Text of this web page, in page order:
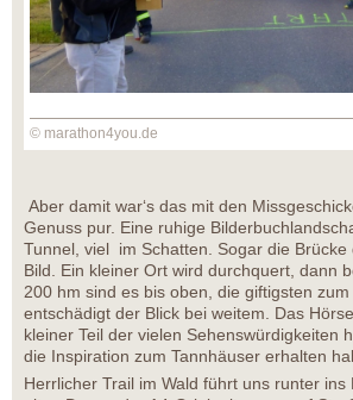
© marathon4you.de
Aber damit war‘s das mit den
Genuss pur. Eine ruhige
Tunnel, viel im Schatten. Sogar die Brücke
Bild. Ein kleiner Ort wird durchquert, dann
200 hm sind es bis oben, die giftigsten
entschädigt der Blick bei weitem. Das
kleiner Teil der vielen Sehenswürdigkeiten
die Inspiration zum Tannhäuser erhalten
Herrlicher Trail im Wald führt uns runter ins